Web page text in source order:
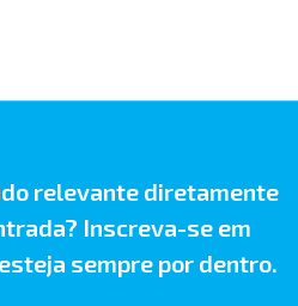
relevante diretamente
Inscreva-se em
sempre por dentro.